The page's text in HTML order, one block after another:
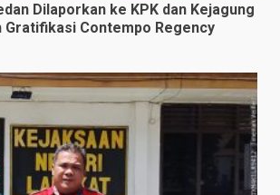
Dilaporkan ke KPK dan Kejagung
Gratifikasi Contempo Regency